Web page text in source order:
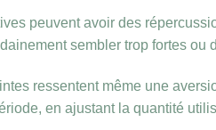
peuvent avoir des
sembler trop fortes ou
ressentent même une
en ajustant la quantité